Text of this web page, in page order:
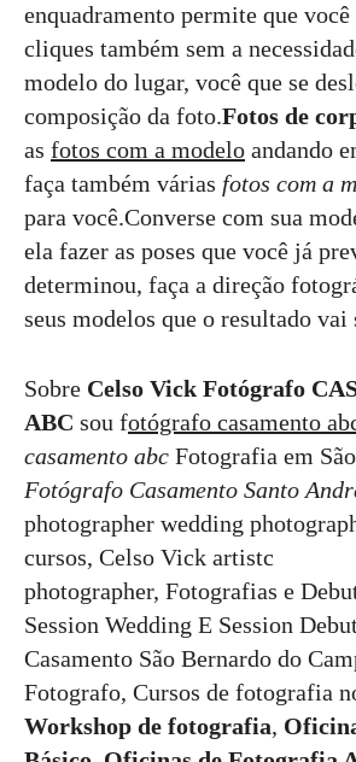
enquadramento permite que
cliques também sem a
modelo do lugar, você que se
composição da foto.Fotos de
as fotos com a modelo andando
faça também várias fotos com a
para você.Converse com sua
ela fazer as poses que você já
determinou, faça a direção
seus modelos que o resultado
Sobre Celso Vick Fotógrafo
ABC sou fotógrafo casamento
casamento abc Fotografia em
Fotógrafo Casamento Santo
photographer wedding
cursos, Celso Vick artistc
photographer, Fotografias e
Session Wedding E Session
Casamento São Bernardo do
Fotografo, Cursos de fotografia
Workshop de fotografia,